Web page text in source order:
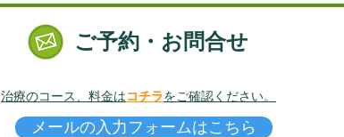
ご予約・お問合せ
治療のコース、料金はコチラをご確認ください。
メールの入力フォームはこちら